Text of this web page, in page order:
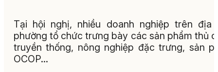
Tại hội nghị, nhiều doanh nghiệp trên địa
phường tổ chức trưng bày các sản phẩm thủ
truyền thống, nông nghiệp đặc trưng, sản
OCOP...